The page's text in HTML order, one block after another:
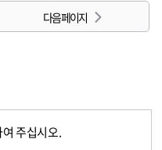
다음 페이지
주십시오.